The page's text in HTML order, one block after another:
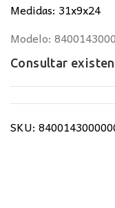
Medidas: 31x9x24
Modelo:
Consultar
SKU: